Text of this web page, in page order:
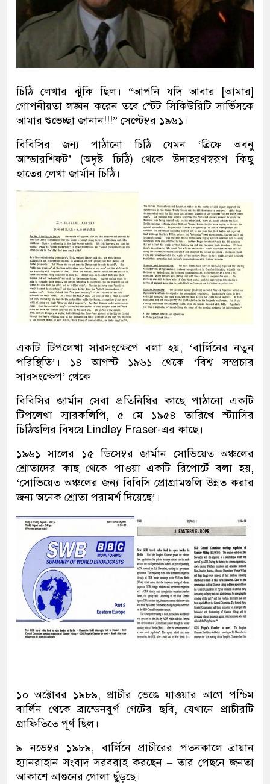
চিঠি লেখার ঝুঁকি ছিল। “আপনি যদি আবার [আমার]
গোপনীয়তা লঙ্ঘন করেন তবে স্টেট সিকিউরিটি সার্ভিসকে
আমার শুভেচ্ছা জানান!!!” সেপ্টেম্বর ১৯৬১।
বিবিসির জন্য পাঠানো চিঠি যেমন ‘ব্রিফে অবনু
আন্ডারশিফট’ (অদৃষ্ট চিঠি) থেকে উদাহরণস্বরূপ কিছু
হাতের লেখা জার্মান চিঠি।
একটি টিপলেখা সারসংক্ষেপে বলা হয়, ‘বার্লিনের নতুন
পরিস্থিতি’। ১৪ আগস্ট ১৯৬১ থেকে ‘বিশ্ব সম্প্রচার
সারসংক্ষেপ’ থেকে
বিবিসির জার্মান সেবা প্রতিনিধির কাছে পাঠানো একটি
টিপলেখা স্মারকলিপি, ৫ মে ১৯৫৪ তারিখে স্ট্যাসির
চিঠিগুলির বিষয়ে Lindley Fraser-এর কাছে।
১৯৬১ সালের ১৫ ডিসেম্বর জার্মান সোভিয়েত অঞ্চলের
শ্রোতাদের কাছ থেকে পাওয়া একটি রিপোর্টে বলা হয়,
‘সোভিয়েত অঞ্চলের জন্য বিবিসি প্রোগ্রামগুলি উন্নত করার
জন্য অনেক শ্রোতা পরামর্শ দিয়েছে’।
১০ অক্টোবর ১৯৮৯, প্রাচীর ভেঙে যাওয়ার আগে পশ্চিম
বার্লিন থেকে ব্রান্ডেনবুর্গ গেটের ছবি, যেখানে প্রাচীরটি
গ্রাফিতিতে পূর্ণ ছিল।
৯ নভেম্বর ১৯৮৯, বার্লিনে প্রাচীরের পতনকালে ব্রায়ান
হ্যানরাহান সংবাদ সরবরাহ করছেন – তার পেছনে জনতা
আকাশে আগুনের গোলা ছুঁড়ছে।